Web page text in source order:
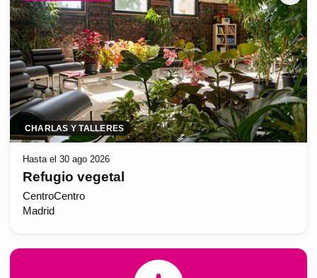
CHARLAS Y TALLERES
Hasta el 30 ago 2026
Refugio vegetal
CentroCentro
Madrid